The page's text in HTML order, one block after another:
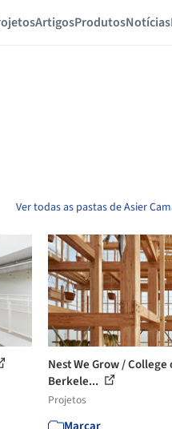
ArtigosProdutosNotícias
Ver todas as pastas de Asier
Nest We Grow /
Berkele...
Projetos